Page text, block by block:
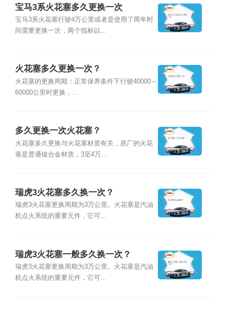
宝马3系火花塞多久更换一次
宝马3系火花塞行驶4万公里或者是使用了两年时
间需要更换一次，两个指标以...
火花塞多久更换一次？
火花塞的更换周期：正常保养条件下行驶40000～
60000公里时更换，...
多久更换一次火花塞？
火花塞多久更换与火花塞材质有关，原厂的火花
塞是普通镍合金材质，3至4万...
瑞虎3火花塞多久换一次？
瑞虎3火花塞更换周期为3万公里。火花塞是汽油
机点火系统的重要元件，它可...
瑞虎3火花塞一般多久换一次？
瑞虎3火花塞更换周期为3万公里。火花塞是汽油
机点火系统的重要元件，它可...